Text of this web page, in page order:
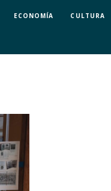
ECONOMÍA CULTURA